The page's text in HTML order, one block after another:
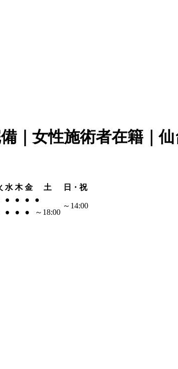
｜女性施術者在籍｜
水 木 金 土
日・祝
● ● ● ●
～14:00
● ● ● ～18:00